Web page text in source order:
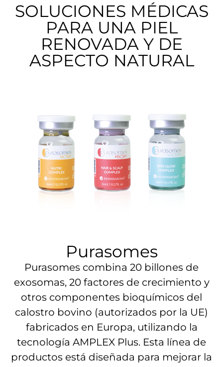
SOLUCIONES MÉDICAS
PARA UNA PIEL
RENOVADA Y DE
ASPECTO NATURAL
Purasomes
Purasomes combina 20 billones de
exosomas, 20 factores de crecimiento y
otros componentes bioquímicos del
calostro bovino (autorizados por la UE)
fabricados en Europa, utilizando la
tecnología AMPLEX Plus. Esta línea de
productos está diseñada para mejorar la